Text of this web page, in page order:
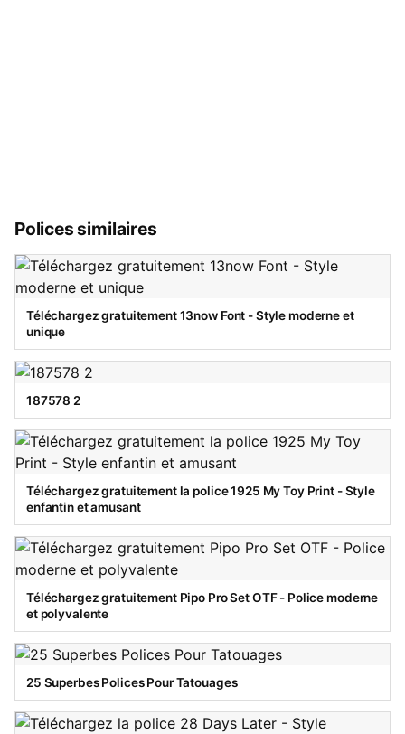
Polices similaires
Téléchargez gratuitement 13now Font - Style moderne et
unique
187578 2
Téléchargez gratuitement la police 1925 My Toy Print - Style
enfantin et amusant
Téléchargez gratuitement Pipo Pro Set OTF - Police moderne
et polyvalente
25 Superbes Polices Pour Tatouages